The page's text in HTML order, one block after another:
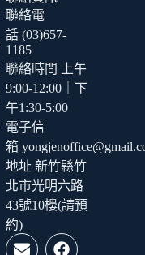
聯絡電
話 (03)657-
1185
聯絡時間 上午
9:00-12:00｜下
午1:30-5:00
電子信
箱
地址 新竹縣竹
北市光明六路
43號10樓(請預
約)